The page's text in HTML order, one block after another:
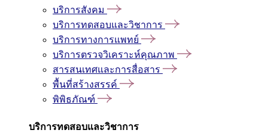
บริการสังคม
บริการทดสอบและวิชาการ
บริการทางการแพทย์
บริการตรวจวิเคราะห์คุณภาพ
สารสนเทศและการสื่อสาร
พื้นที่สร้างสรรค์
พิพิธภัณฑ์
บริการทดสอบและวิชาการ